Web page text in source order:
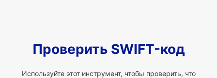
Проверить SWIFT-код
Используйте этот инструмент, чтобы проверить, что